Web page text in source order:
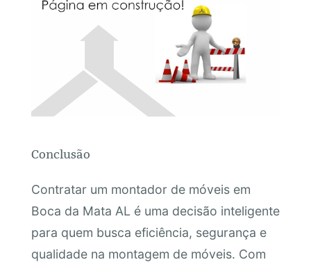
Conclusão
Contratar um montador de móveis em
Boca da Mata AL é uma decisão inteligente
para quem busca eficiência, segurança e
qualidade na montagem de móveis. Com